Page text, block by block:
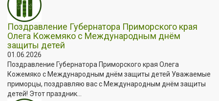
Поздравление Губернатора Приморского края
Олега Кожемяко с Международным днём
защиты детей
01.06.2026
Поздравление Губернатора Приморского края Олега
Кожемяко с Международным днём защиты детей Уважаемые
приморцы, поздравляю вас с Международным днём защиты
детей! Этот праздник...